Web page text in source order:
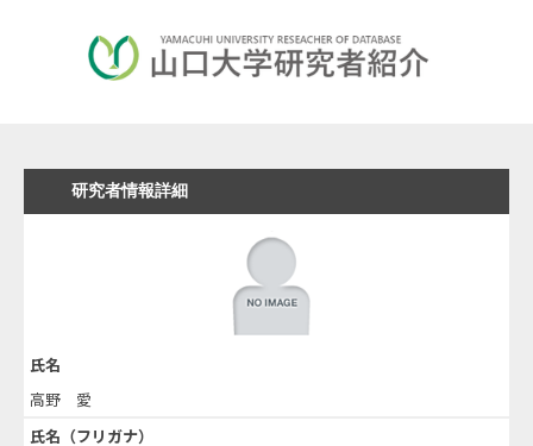
研究者情報詳細
氏名
高野 愛
氏名（フリガナ）